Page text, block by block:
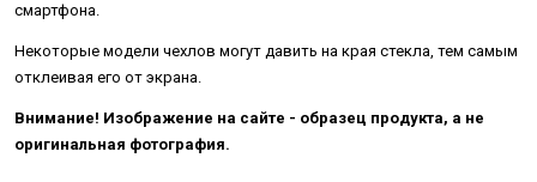
смартфона.
Некоторые модели чехлов могут давить на края стекла, тем самым
отклеивая его от экрана.
Внимание! Изображение на сайте - образец продукта, а не
оригинальная фотография.